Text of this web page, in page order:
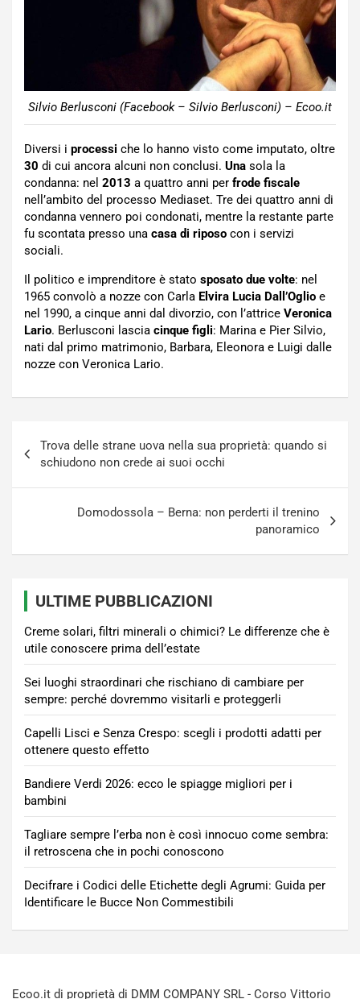
Silvio Berlusconi (Facebook – Silvio Berlusconi) – Ecoo.it
Diversi i processi che lo hanno visto come imputato, oltre
30 di cui ancora alcuni non conclusi. Una sola la
condanna: nel 2013 a quattro anni per frode fiscale
nell’ambito del processo Mediaset. Tre dei quattro anni di
condanna vennero poi condonati, mentre la restante parte
fu scontata presso una casa di riposo con i servizi
sociali.
Il politico e imprenditore è stato sposato due volte: nel
1965 convolò a nozze con Carla Elvira Lucia Dall’Oglio e
nel 1990, a cinque anni dal divorzio, con l’attrice Veronica
Lario. Berlusconi lascia cinque figli: Marina e Pier Silvio,
nati dal primo matrimonio, Barbara, Eleonora e Luigi dalle
nozze con Veronica Lario.
articoli
Trova delle strane uova nella sua proprietà: quando si
schiudono non crede ai suoi occhi
Domodossola – Berna: non perderti il trenino
panoramico
ULTIME PUBBLICAZIONI
Creme solari, filtri minerali o chimici? Le differenze che è
utile conoscere prima dell’estate
Sei luoghi straordinari che rischiano di cambiare per
sempre: perché dovremmo visitarli e proteggerli
Capelli Lisci e Senza Crespo: scegli i prodotti adatti per
ottenere questo effetto
Bandiere Verdi 2026: ecco le spiagge migliori per i
bambini
Tagliare sempre l’erba non è così innocuo come sembra:
il retroscena che in pochi conoscono
Decifrare i Codici delle Etichette degli Agrumi: Guida per
Identificare le Bucce Non Commestibili
Ecoo.it di proprietà di DMM COMPANY SRL - Corso Vittorio